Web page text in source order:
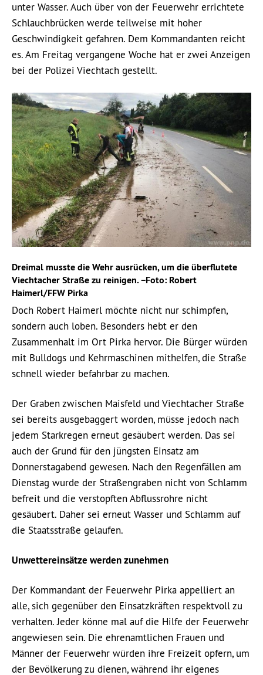
unter Wasser. Auch über von der Feuerwehr errichtete
Schlauchbrücken werde teilweise mit hoher
Geschwindigkeit gefahren. Dem Kommandanten reicht
es. Am Freitag vergangene Woche hat er zwei Anzeigen
bei der Polizei Viechtach gestellt.
Dreimal musste die Wehr ausrücken, um die überflutete
Viechtacher Straße zu reinigen. −Foto: Robert
Haimerl/FFW Pirka
Doch Robert Haimerl möchte nicht nur schimpfen,
sondern auch loben. Besonders hebt er den
Zusammenhalt im Ort Pirka hervor. Die Bürger würden
mit Bulldogs und Kehrmaschinen mithelfen, die Straße
schnell wieder befahrbar zu machen.
Der Graben zwischen Maisfeld und Viechtacher Straße
sei bereits ausgebaggert worden, müsse jedoch nach
jedem Starkregen erneut gesäubert werden. Das sei
auch der Grund für den jüngsten Einsatz am
Donnerstagabend gewesen. Nach den Regenfällen am
Dienstag wurde der Straßengraben nicht von Schlamm
befreit und die verstopften Abflussrohre nicht
gesäubert. Daher sei erneut Wasser und Schlamm auf
die Staatsstraße gelaufen.
Unwettereinsätze werden zunehmen
Der Kommandant der Feuerwehr Pirka appelliert an
alle, sich gegenüber den Einsatzkräften respektvoll zu
verhalten. Jeder könne mal auf die Hilfe der Feuerwehr
angewiesen sein. Die ehrenamtlichen Frauen und
Männer der Feuerwehr würden ihre Freizeit opfern, um
der Bevölkerung zu dienen, während ihr eigenes